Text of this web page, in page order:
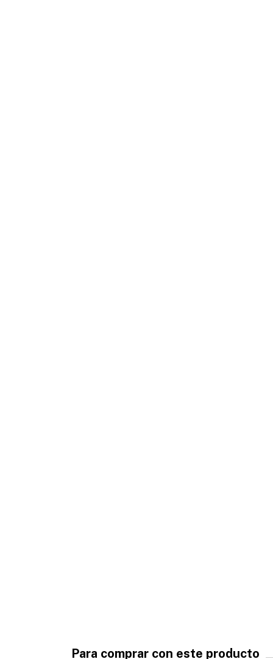
Para comprar con este producto